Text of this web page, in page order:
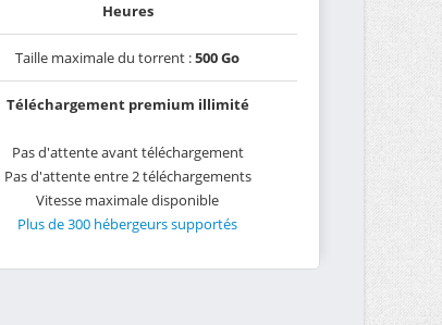
Heures
Taille maximale du torrent :500 Go
Téléchargement premium illimité
Pas d'attente avant téléchargement
Pas d'attente entre 2 téléchargements
Vitesse maximale disponible
Plus de 300 hébergeurs supportés